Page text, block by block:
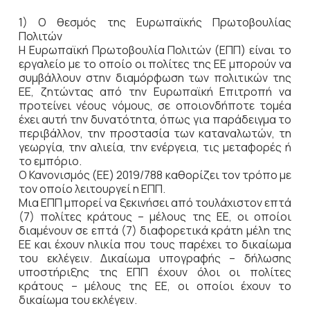
1) Ο θεσμός της Ευρωπαϊκής Πρωτοβουλίας
Πολιτών
Η Ευρωπαϊκή Πρωτοβουλία Πολιτών (ΕΠΠ) είναι το
εργαλείο με το οποίο οι πολίτες της ΕΕ μπορούν να
συμβάλλουν στην διαμόρφωση των πολιτικών της
ΕΕ, ζητώντας από την Ευρωπαϊκή Επιτροπή να
προτείνει νέους νόμους, σε οποιονδήποτε τομέα
έχει αυτή την δυνατότητα, όπως για παράδειγμα το
περιβάλλον, την προστασία των καταναλωτών, τη
γεωργία, την αλιεία, την ενέργεια, τις μεταφορές ή
το εμπόριο.
Ο Κανονισμός (ΕΕ) 2019/788 καθορίζει τον τρόπο με
τον οποίο λειτουργεί η ΕΠΠ.
Μια ΕΠΠ μπορεί να ξεκινήσει από τουλάχιστον επτά
(7) πολίτες κράτους – μέλους της ΕΕ, οι οποίοι
διαμένουν σε επτά (7) διαφορετικά κράτη μέλη της
ΕΕ και έχουν ηλικία που τους παρέχει το δικαίωμα
του εκλέγειν. Δικαίωμα υπογραφής – δήλωσης
υποστήριξης της ΕΠΠ έχουν όλοι οι πολίτες
κράτους – μέλους της ΕΕ, οι οποίοι έχουν το
δικαίωμα του εκλέγειν.